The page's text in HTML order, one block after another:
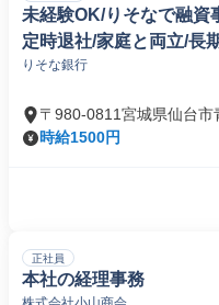
未経験OK/りそなで融資
定時退社/家庭と両立/長
りそな銀行
〒980-0811宮城県仙台市
時給1500円
正社員
本社の経理事務